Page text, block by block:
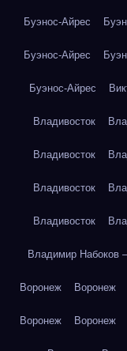
Буэнос-Айрес
Буэнос-Айрес
Буэнос-Айрес
Владивосток
Владивосток
Владивосток
Владивосток
Владимир Набоков
Воронеж Воронеж
Воронеж Воронеж